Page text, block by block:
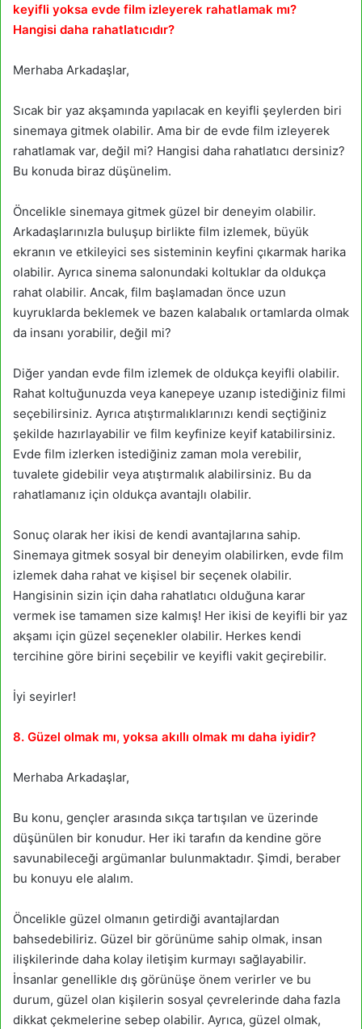
keyifli yoksa evde film izleyerek rahatlamak mı?
Hangisi daha rahatlatıcıdır?
Merhaba Arkadaşlar,
Sıcak bir yaz akşamında yapılacak en keyifli şeylerden biri
sinemaya gitmek olabilir. Ama bir de evde film izleyerek
rahatlamak var, değil mi? Hangisi daha rahatlatıcı dersiniz?
Bu konuda biraz düşünelim.
Öncelikle sinemaya gitmek güzel bir deneyim olabilir.
Arkadaşlarınızla buluşup birlikte film izlemek, büyük
ekranın ve etkileyici ses sisteminin keyfini çıkarmak harika
olabilir. Ayrıca sinema salonundaki koltuklar da oldukça
rahat olabilir. Ancak, film başlamadan önce uzun
kuyruklarda beklemek ve bazen kalabalık ortamlarda olmak
da insanı yorabilir, değil mi?
Diğer yandan evde film izlemek de oldukça keyifli olabilir.
Rahat koltuğunuzda veya kanepeye uzanıp istediğiniz filmi
seçebilirsiniz. Ayrıca atıştırmalıklarınızı kendi seçtiğiniz
şekilde hazırlayabilir ve film keyfinize keyif katabilirsiniz.
Evde film izlerken istediğiniz zaman mola verebilir,
tuvalete gidebilir veya atıştırmalık alabilirsiniz. Bu da
rahatlamanız için oldukça avantajlı olabilir.
Sonuç olarak her ikisi de kendi avantajlarına sahip.
Sinemaya gitmek sosyal bir deneyim olabilirken, evde film
izlemek daha rahat ve kişisel bir seçenek olabilir.
Hangisinin sizin için daha rahatlatıcı olduğuna karar
vermek ise tamamen size kalmış! Her ikisi de keyifli bir yaz
akşamı için güzel seçenekler olabilir. Herkes kendi
tercihine göre birini seçebilir ve keyifli vakit geçirebilir.
İyi seyirler!
8. Güzel olmak mı, yoksa akıllı olmak mı daha iyidir?
Merhaba Arkadaşlar,
Bu konu, gençler arasında sıkça tartışılan ve üzerinde
düşünülen bir konudur. Her iki tarafın da kendine göre
savunabileceği argümanlar bulunmaktadır. Şimdi, beraber
bu konuyu ele alalım.
Öncelikle güzel olmanın getirdiği avantajlardan
bahsedebiliriz. Güzel bir görünüme sahip olmak, insan
ilişkilerinde daha kolay iletişim kurmayı sağlayabilir.
İnsanlar genellikle dış görünüşe önem verirler ve bu
durum, güzel olan kişilerin sosyal çevrelerinde daha fazla
dikkat çekmelerine sebep olabilir. Ayrıca, güzel olmak,